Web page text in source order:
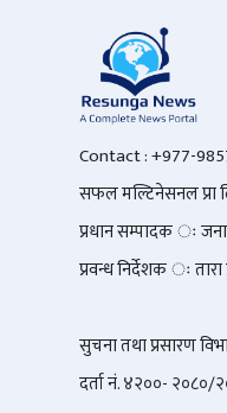
Contact : +977-
सफल मल्टिनेसनल प्रा
प्रधान सम्पादक ः
प्रवन्ध निर्देशक ः
सुचना तथा प्रसारण
दर्ता नं. ४२००- २०८०/